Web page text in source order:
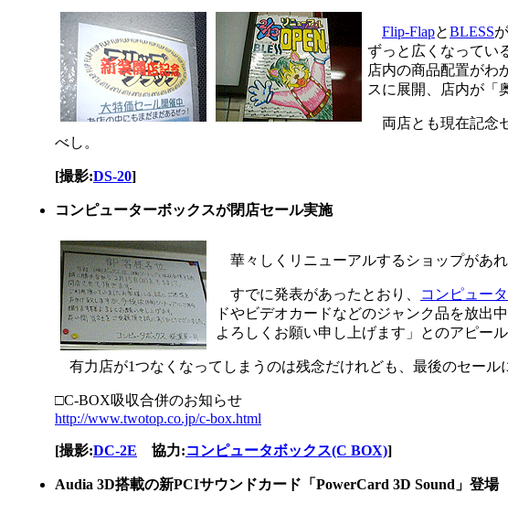
Flip-FlapとBLESS
ずっと広くなってい
店内の商品配置がわ
スに展開、店内が「
両店とも現在記念
べし。
[撮影:DS-20]
コンピューターボックスが閉店セール実施
華々しくリニューアルするショップがあ
すでに発表があったとおり、 コンピュー
ドやビデオカードなどのジャンク品を放出
よろしくお願い申し上げます」とのアピー
有力店が1つなくなってしまうのは残念だけれども、最後のセール
□C-BOX吸収合併のお知らせ
http://www.twotop.co.jp/c-box.html
[撮影:DC-2E 協力:コンピュータボックス(C BOX)]
Audia 3D搭載の新PCIサウンドカード「PowerCard 3D Sound」登場